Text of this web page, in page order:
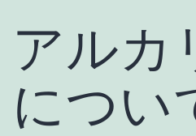
アルカ
につい